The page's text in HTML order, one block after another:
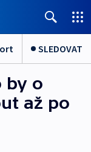
SLEDOVAT
by o
až po